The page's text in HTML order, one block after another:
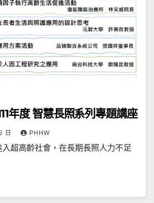
年度 智慧長照系列專題講座
日 PHHW
超高齡社會，在長期長照人力不足